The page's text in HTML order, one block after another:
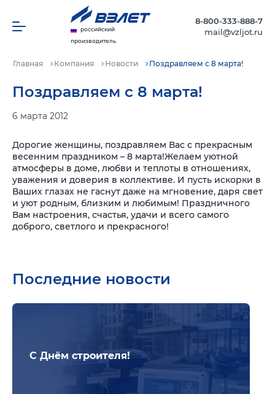
российский
производитель
8-800-333-888-7
mail@vzljot.ru
Главная Компания Новости Поздравляем с 8 марта!
Поздравляем с 8 марта!
6 марта 2012
Дорогие женщины, поздравляем Вас с прекрасным
весенним праздником – 8 марта!Желаем уютной
атмосферы в доме, любви и теплоты в отношениях,
уважения и доверия в коллективе. И пусть искорки в
Ваших глазах не гаснут даже на мгновение, даря свет
и уют родным, близким и любимым! Праздничного
Вам настроения, счастья, удачи и всего самого
доброго, светлого и прекрасного!
Последние новости
С Днём строителя!